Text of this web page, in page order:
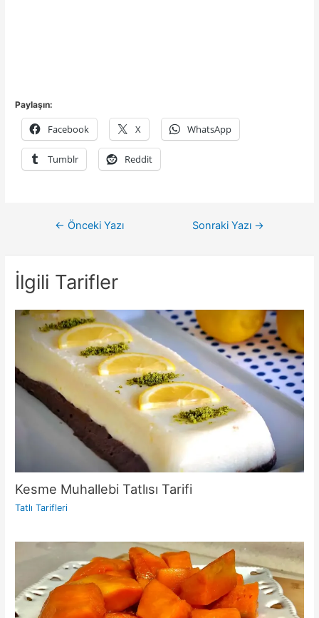
Paylaşın:
Facebook X WhatsApp
Tumblr Reddit
← Önceki Yazı Sonraki Yazı →
İlgili Tarifler
Kesme Muhallebi Tatlısı Tarifi
Tatlı Tarifleri